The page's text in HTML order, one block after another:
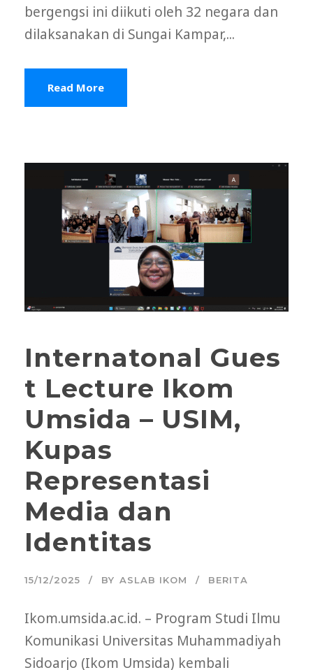
bergengsi ini diikuti oleh 32 negara dan
dilaksanakan di Sungai Kampar,...
Read More
Internatonal Gues
t Lecture Ikom
Umsida – USIM,
Kupas
Representasi
Media dan
Identitas
15/12/2025 BY ASLAB IKOM BERITA
Ikom.umsida.ac.id. – Program Studi Ilmu
Komunikasi Universitas Muhammadiyah
Sidoarjo (Ikom Umsida) kembali